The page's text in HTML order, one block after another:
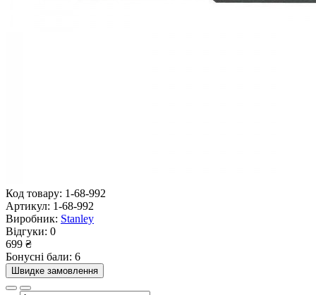
Код товару: 1-68-992
Артикул: 1-68-992
Виробник: Stanley
Відгуки: 0
699 ₴
Бонусні бали: 6
Швидке замовлення